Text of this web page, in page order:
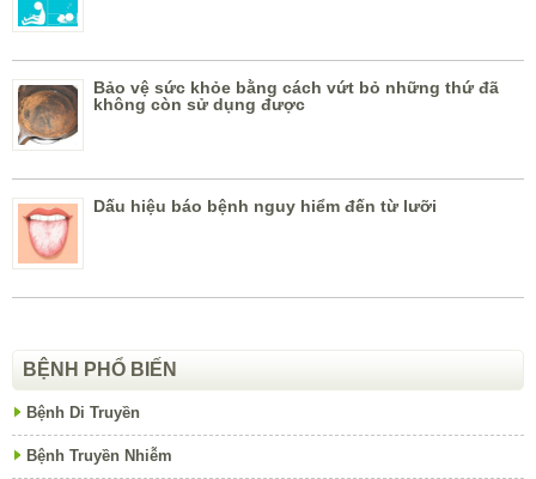
Bảo vệ sức khỏe bằng cách vứt bỏ những thứ đã
không còn sử dụng được
Dấu hiệu báo bệnh nguy hiểm đến từ lưỡi
BỆNH PHỔ BIẾN
Bệnh Di Truyền
Bệnh Truyền Nhiễm